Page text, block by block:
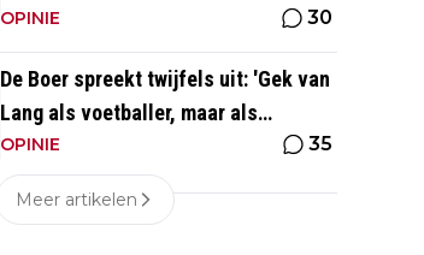
goede verdediger is'
OPINIE 30
De Boer spreekt twijfels uit: 'Gek van
Lang als voetballer, maar als
persoonlijkheid niet'
OPINIE 35
Meer artikelen